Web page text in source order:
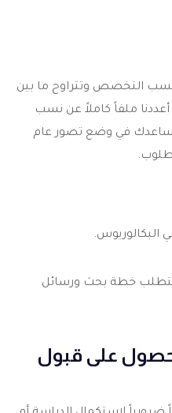
التخصص وتتراوح ما بين
ملفاً كاملاً عن نسب
في وضع تصور عام
البكالوريوس.
يتطلب خطة بحث ورسائل
على قبول